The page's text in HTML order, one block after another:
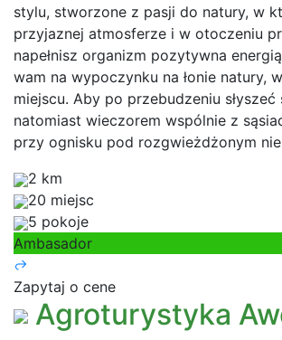
stylu, stworzone z pasji do natury, w
przyjaznej atmosferze i w otoczeniu
napełnisz organizm pozytywna
wam na wypoczynku na łonie natury,
miejscu. Aby po przebudzeniu
natomiast wieczorem wspólnie z
przy ognisku pod rozgwieżdżonym
2 km
20 miejsc
5 pokoje
Ambasador
Zapytaj o cene
Agroturystyka